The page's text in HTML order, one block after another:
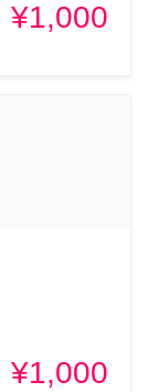
¥1,000
¥1,000